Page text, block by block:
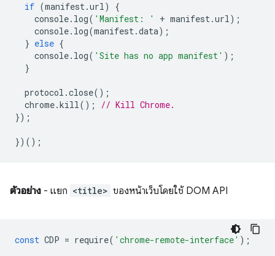
if (manifest.url)
{
console. log( 'Manifest: ' + manifest.url);
console. log(manifest.data);
} else {
console. log( 'Site has no app manifest' );
}
protocol .close();
chrome.kill();
// Kill Chrome.
});
})();
ตัวอย่าง - แยก <title> ของหน้าเว็บโดยใช้ DOM API
const CDP = require( 'chrome-remote-interface' );